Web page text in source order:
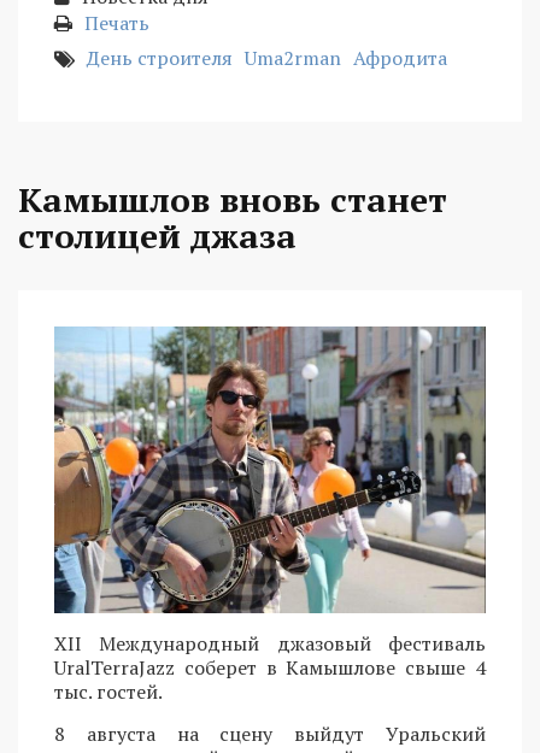
Печать
День строителя Uma2rman Афродита
Камышлов вновь станет
столицей джаза
XII Международный джазовый фестиваль
UralTerraJazz соберет в Камышлове свыше 4
тыс. гостей.
8 августа на сцену выйдут Уральский